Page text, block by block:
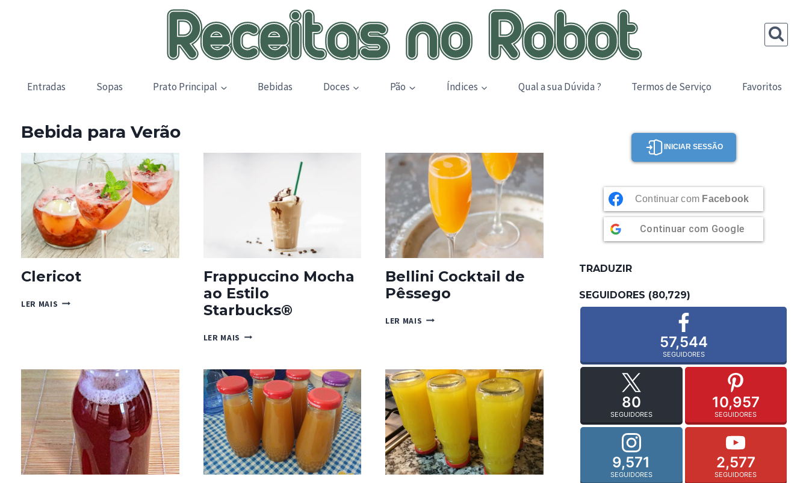
Entradas Sopas Prato Principal Bebidas Doces Pão Índices Qual a sua Dúvida ? Termos de Serviço Favoritos
Bebida para Verão
Clericot
LER MAIS CLERICOT
Frappuccino Mocha
ao Estilo
Starbucks®
LER MAIS FRAPPUCCINO
ESTILO
STARBUCKS®
Bellini Cocktail de
Pêssego
LER MAIS BELLINI
INICIAR SESSÃO
Continuar com Facebook
Continuar com Google
TRADUZIR
SEGUIDORES (80,729)
57,544
SEGUIDORES
80
SEGUIDORES
10,957
SEGUIDORES
9,571
SEGUIDORES
2,577
SEGUIDORES